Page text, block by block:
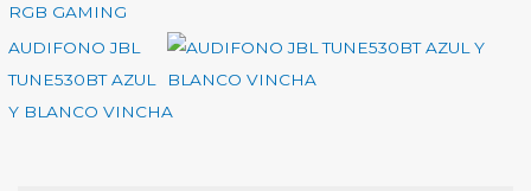
RGB GAMING
AUDIFONO JBL
TUNE530BT AZUL
Y BLANCO VINCHA